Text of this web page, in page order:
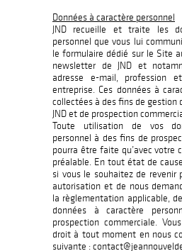
Données à caractère personnel
JND recueille et traite les
personnel que vous lui
le formulaire dédié sur le Site
newsletter de JND et
adresse e-mail, profession
entreprise. Ces données à
collectées à des fins de gestion
JND et de prospection
Toute utilisation de vos
personnel à des fins de
pourra être faite qu’avec votre
préalable. En tout état de
si vous le souhaitez de revenir
autorisation et de nous
la règlementation applicable,
données à caractère
prospection commerciale.
droit à tout moment en nous
suivante :